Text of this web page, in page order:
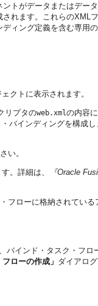
トがデータまたはデ
れます。これらの
ィング定義を含む専用
クトに表示されます。
リプタのweb.xmlの内容
バインディングを構成
い。
。詳細は、
『Oracle
ローに格納されてい
インド・タスク・フ
ローの作成」 ダイアロ